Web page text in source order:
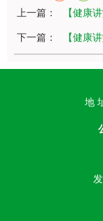
上一篇： 【健康
下一篇： 【健康
地